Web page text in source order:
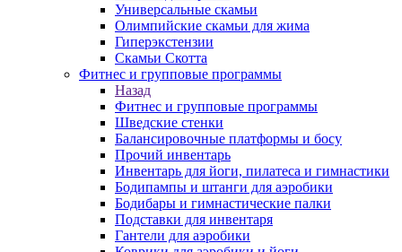
Универсальные скамьи
Олимпийские скамьи для жима
Гиперэкстензии
Скамьи Скотта
Фитнес и групповые программы
Назад
Фитнес и групповые программы
Шведские стенки
Балансировочные платформы и босу
Прочий инвентарь
Инвентарь для йоги, пилатеса и гимнастики
Бодипампы и штанги для аэробики
Бодибары и гимнастические палки
Подставки для инвентаря
Гантели для аэробики